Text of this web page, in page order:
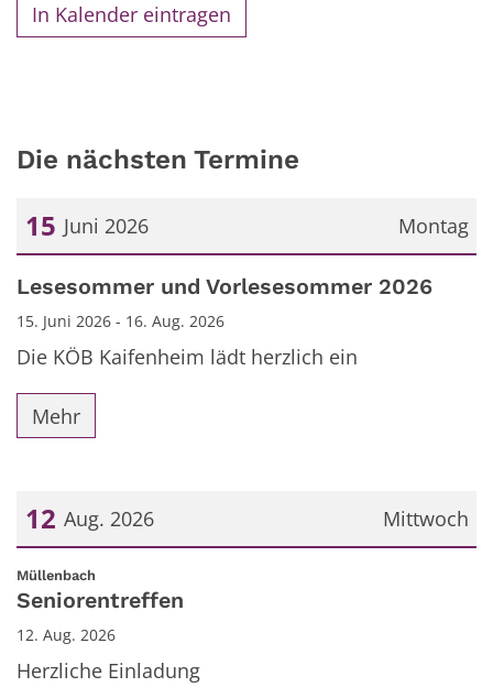
In Kalender eintragen
Die nächsten Termine
Montag
15 Juni 2026
Datum: 15. Juni 2026
Lesesommer und Vorlesesommer 2026
15. Juni 2026 - 16. Aug. 2026
Die KÖB Kaifenheim lädt herzlich ein
Mehr
Mittwoch
12 Aug. 2026
Datum: 12. August 2026
Müllenbach
Seniorentreffen
12. Aug. 2026
Herzliche Einladung